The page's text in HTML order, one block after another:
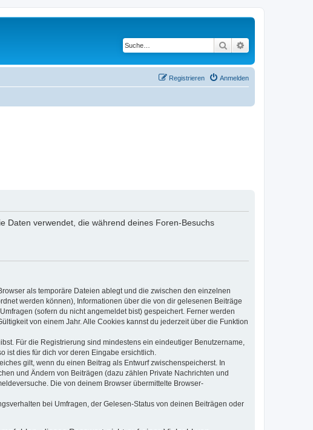
Suche
Anmelden
Registrieren
Daten verwendet, die während deines Foren-Besuchs
als temporäre Dateien ablegt und die zwischen den einzelnen
werden können), Informationen über die von dir gelesenen Beiträge
(sofern du nicht angemeldet bist) gespeichert. Ferner werden
von einem Jahr. Alle Cookies kannst du jederzeit über die Funktion
Für die Registrierung sind mindestens ein eindeutiger Benutzername,
ist dies für dich vor deren Eingabe ersichtlich.
gilt, wenn du einen Beitrag als Entwurf zwischenspeicherst. In
und Ändern von Beiträgen (dazu zählen Private Nachrichten und
Die von deinem Browser übermittelte Browser-
bei Umfragen, der Gelesen-Status von deinen Beiträgen oder